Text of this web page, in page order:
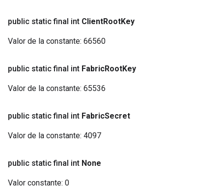
public static final int ClientRootKey
Valor de la constante: 66560
public static final int FabricRootKey
Valor de la constante: 65536
public static final int FabricSecret
Valor de la constante: 4097
public static final int None
Valor constante: 0